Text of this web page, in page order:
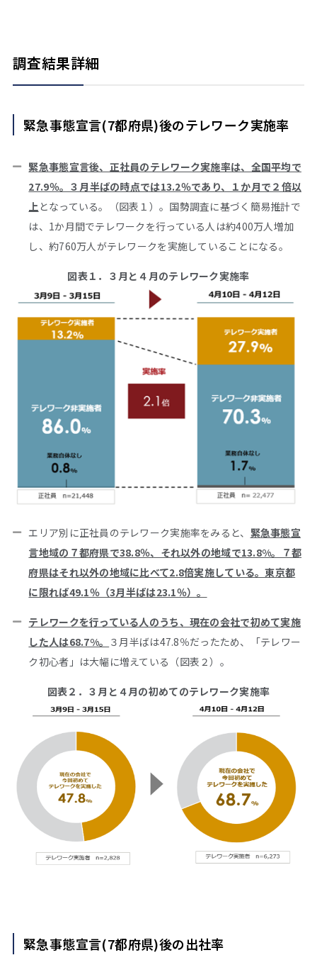
調査結果詳細
緊急事態宣言(7都府県)後のテレワーク実施率
緊急事態宣言後、正社員のテレワーク実施率は、全国平均で
27.9％。３月半ばの時点では13.2％であり、１か月で２倍以
上 となっている。（図表１）。国勢調査に基づく簡易推計で
は、1か月間でテレワークを行っている人は約400万人増加
し、約760万人がテレワークを実施していることになる。
図表１．３月と４月のテレワーク実施率
エリア別に正社員のテレワーク実施率をみると、 緊急事態宣
言地域の７都府県で38.8％、それ以外の地域で13.8%。７都
府県はそれ以外の地域に比べて2.8倍実施している。東京都
に限れば49.1％（3月半ばは23.1％）。
テレワークを行っている人のうち、現在の会社で初めて実施
した人は68.7%。 ３月半ばは47.8％だったため、「テレワー
ク初心者」は大幅に増えている（図表２）。
図表２．３月と４月の初めてのテレワーク実施率
緊急事態宣言(7都府県)後の出社率